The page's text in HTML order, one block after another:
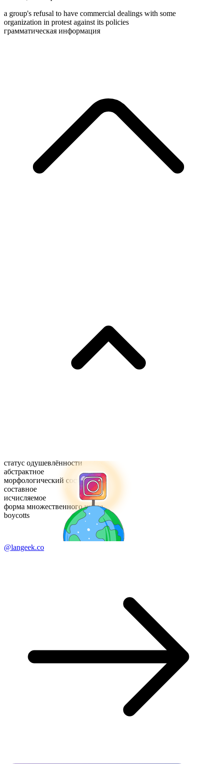
a group's refusal to have commercial dealings with some
organization in protest against its policies
грамматическая информация
статус одушевлённости
абстрактное
морфологический состав
составное
исчисляемое
форма множественного числа
boycotts
@langeek.co